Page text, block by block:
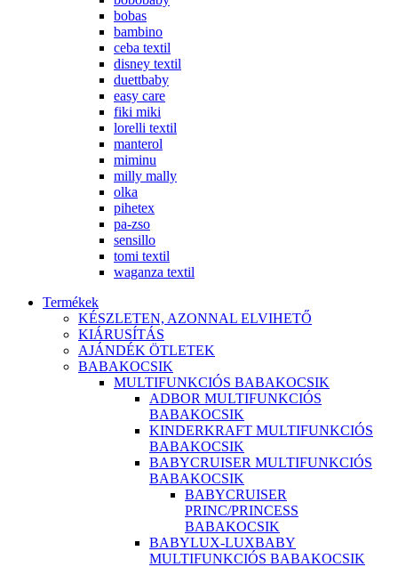
bobas
bambino
ceba textil
disney textil
duettbaby
easy care
fiki miki
lorelli textil
manterol
miminu
milly mally
olka
pihetex
pa-zso
sensillo
tomi textil
waganza textil
Termékek
KÉSZLETEN, AZONNAL ELVIHETŐ
KIÁRUSÍTÁS
AJÁNDÉK ÖTLETEK
BABAKOCSIK
MULTIFUNKCIÓS BABAKOCSIK
ADBOR MULTIFUNKCIÓS
BABAKOCSIK
KINDERKRAFT MULTIFUNKCIÓS
BABAKOCSIK
BABYCRUISER MULTIFUNKCIÓS
BABAKOCSIK
BABYCRUISER
PRINC/PRINCESS
BABAKOCSIK
BABYLUX-LUXBABY
MULTIFUNKCIÓS BABAKOCSIK